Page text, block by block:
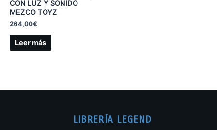
CON LUZ Y SONIDO
MEZCO TOYZ
264,00€
Leer más
LIBRERÍA LEGEND